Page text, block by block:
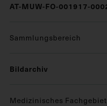
AT-MUW-FO-001917-
Sammlungsbereich
Bildarchiv
Medizinisches Fachgebiet